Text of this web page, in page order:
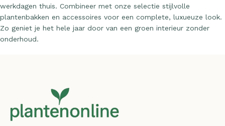
werkdagen thuis. Combineer met onze selectie stijlvolle
plantenbakken en accessoires voor een complete, luxueuze look.
Zo geniet je het hele jaar door van een groen interieur zonder
onderhoud.